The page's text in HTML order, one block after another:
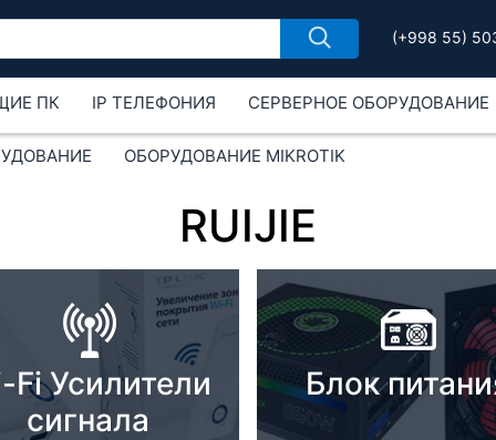
(+998 55)
ПК IP ТЕЛЕФОНИЯ СЕРВЕРНОЕ ОБОРУДОВАНИЕ
ОБОРУДОВАНИЕ MIKROTIK
RUIJIE
Fi Усилители
сигнала
Блок